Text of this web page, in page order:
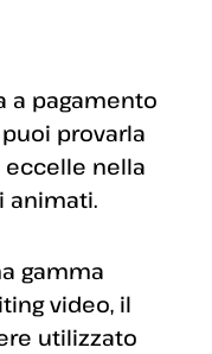
a pagamento
provarla
eccelle nella
animati.
gamma
video, il
utilizzato